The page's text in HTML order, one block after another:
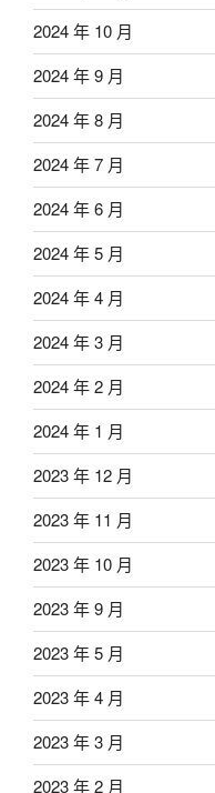
2024 年 10 月
2024 年 9 月
2024 年 8 月
2024 年 7 月
2024 年 6 月
2024 年 5 月
2024 年 4 月
2024 年 3 月
2024 年 2 月
2024 年 1 月
2023 年 12 月
2023 年 11 月
2023 年 10 月
2023 年 9 月
2023 年 5 月
2023 年 4 月
2023 年 3 月
2023 年 2 月